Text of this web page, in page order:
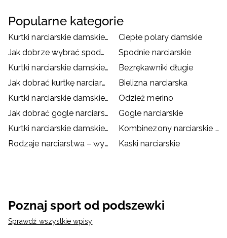
Popularne kategorie
Kurtki narciarskie damskie czarne
Ciepłe polary damskie
Jak dobrze wybrać spodnie narciarskie/ snowboardowe?
Spodnie narciarskie
Kurtki narciarskie damskie białe
Bezrękawniki długie
Jak dobrać kurtkę narciarską/snowboardową?
Bielizna narciarska
Kurtki narciarskie damskie różowe
Odzież merino
Jak dobrać gogle narciarskie?
Gogle narciarskie
Kurtki narciarskie damskie czerwone
Kombinezony narciarskie damskie
Rodzaje narciarstwa – wybierz coś dla siebie
Kaski narciarskie
Poznaj sport od podszewki
Sprawdź wszystkie wpisy